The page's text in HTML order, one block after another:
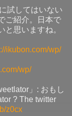
試してはいない
ご紹介。日本で
と思いますね。
ikubon.com/wp/
wp/
」: おもし
? The twitter
z0cx